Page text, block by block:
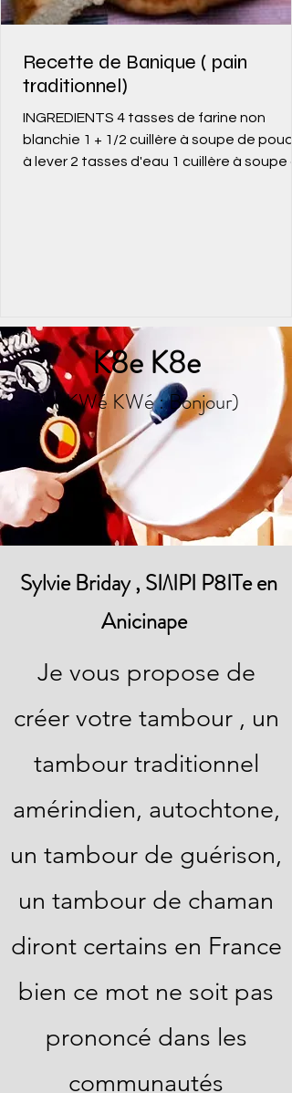
Recette de Banique ( pain
traditionnel)
INGREDIENTS 4 tasses de farine non
blanchie 1 + 1/2 cuillère à soupe de
à lever 2 tasses d'eau 1 cuillère à soupe
K8e K8e
( KWéKWé :Bonjour)
Sylvie Briday , SIΛIPI P8ITe en
Anicinape
Je vous propose de
créer votre tambour , un
tambour traditionnel
amérindien, autochtone,
un tambour de guérison,
un tambour de chaman
diront certains en France
bien ce mot ne soit pas
prononcé dans les
communautés